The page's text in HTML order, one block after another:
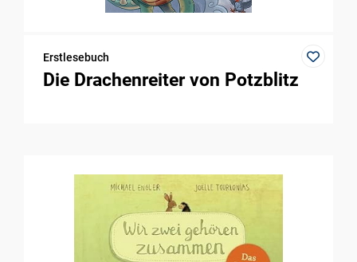
Erstlesebuch
Die Drachenreiter von Potzblitz